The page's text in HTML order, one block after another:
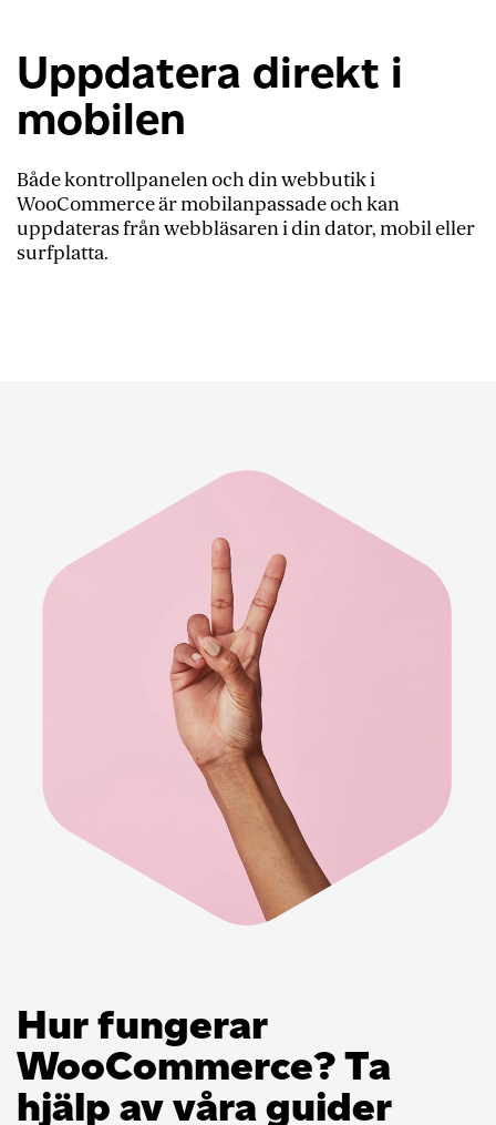
Uppdatera direkt i
mobilen
Både kontrollpanelen och din webbutik i
WooCommerce är mobilanpassade och kan
uppdateras från webbläsaren i din dator, mobil eller
surfplatta.
Hur fungerar
WooCommerce? Ta
hjälp av våra guider